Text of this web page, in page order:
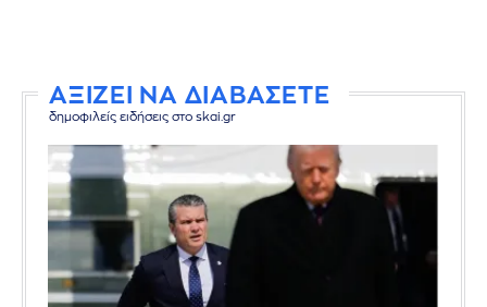
ΑΞΙΖΕΙ ΝΑ ΔΙΑΒΑΣΕΤΕ
δημοφιλείς ειδήσεις στο skai.gr